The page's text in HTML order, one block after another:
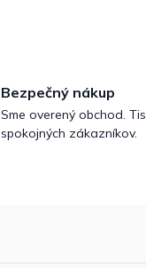
Bezpečný nákup
Sme overený obchod.
spokojných zákazníkov.